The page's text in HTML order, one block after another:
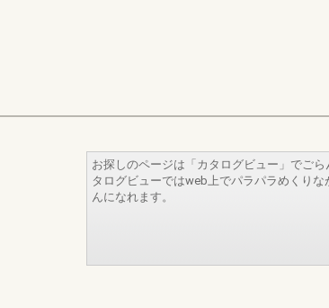
お探しのページは「カタログビュー」でごら
タログビューではweb上でパラパラめくりな
んになれます。